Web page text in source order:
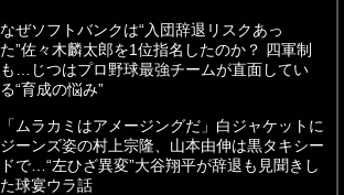
なぜソフトバンクは“入団辞退リスクあっ
た”佐々木麟太郎を1位指名したのか？ 四軍制
も…じつはプロ野球最強チームが直面してい
る“育成の悩み”
「ムラカミはアメージングだ」白ジャケットに
ジーンズ姿の村上宗隆、山本由伸は黒タキシー
ドで…“左ひざ異変”大谷翔平が辞退も見聞きし
た球宴ウラ話